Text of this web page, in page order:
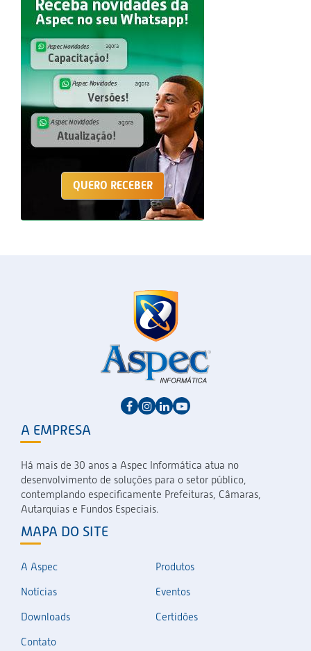
QUERO RECEBER
A EMPRESA
Há mais de 30 anos a Aspec Informática atua no
desenvolvimento de soluções para o setor público,
contemplando especificamente Prefeituras, Câmaras,
Autarquias e Fundos Especiais.
MAPA DO SITE
A Aspec
Produtos
Notícias
Eventos
Downloads
Certidões
Contato